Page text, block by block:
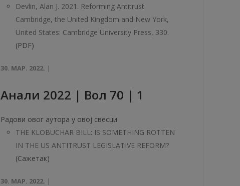
Devlin, Alan J. 2021. Reforming Antitrust.
Cambridge, the United Kingdom and New York,
United States: Cambridge University Press, 330.
(PDF)
30. МАР. 2022.
Анали 2022 | Вол 70 | 1
Радови овог аутора у овој свесци
THE KLOBUCHAR BILL: IS SOMETHING ROTTEN
IN THE US ANTITRUST LEGISLATIVE REFORM?
(Сажетак)
30. МАР. 2022.